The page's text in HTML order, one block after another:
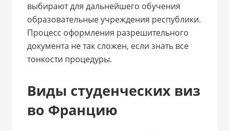
выбирают для дальнейшего обучения
образовательные учреждения республики.
Процесс оформления разрешительного
документа не так сложен, если знать все
тонкости процедуры.
Виды студенческих виз
во Францию